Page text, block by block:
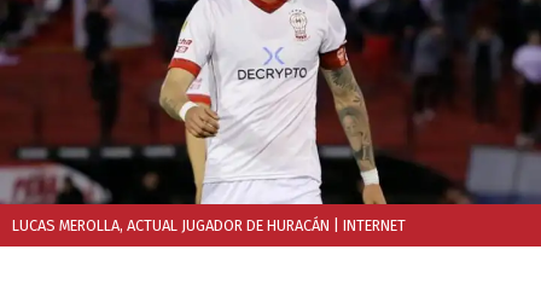
LUCAS MEROLLA, ACTUAL JUGADOR DE HURACÁN | INTERNET